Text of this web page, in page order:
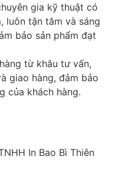
gia kỹ thuật có
luôn tận tâm và sáng
bảo sản phẩm đạt
từ khâu tư vấn,
giao hàng, đảm bảo
của khách hàng.
In Bao Bì Thiên